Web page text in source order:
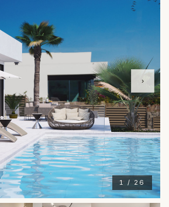
1 / 26
›